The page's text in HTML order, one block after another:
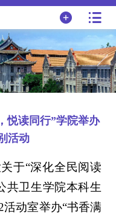
悦读同行”学院举办
活动
于“深化全民阅读
共卫生学院本科生
动室举办“书香满